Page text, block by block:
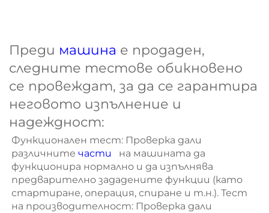
Преди машина е продаден,
следните тестове обикновено
се провеждат, за да се гарантира
неговото изпълнение и
надеждност:
Функционален тест: Проверка дали
различните части на машината да
функционира нормално и да изпълнява
предварително зададените функции (като
стартиране, операция, спиране и т.н.). Тест
на производителност: Проверка дали